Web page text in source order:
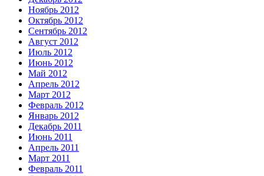
Ноябрь 2012
Октябрь 2012
Сентябрь 2012
Август 2012
Июль 2012
Июнь 2012
Май 2012
Апрель 2012
Март 2012
Февраль 2012
Январь 2012
Декабрь 2011
Июнь 2011
Апрель 2011
Март 2011
Февраль 2011